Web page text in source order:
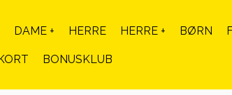
DAME + HERRE HERRE + BØRN
BONUSKLUB